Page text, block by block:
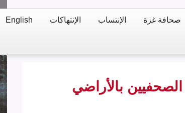
صحافة غزة الإنتساب الإنتهاكات English
انتهاكاً بحق الصحفيين بالأراضي